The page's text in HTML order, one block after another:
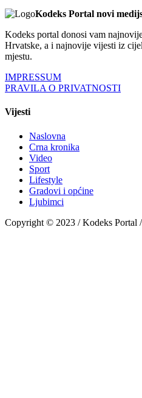
Kodeks Portal novi
Kodeks portal donosi vam
Hrvatske, a i najnovije vijesti iz
mjestu.
IMPRESSUM
PRAVILA O PRIVATNOSTI
Vijesti
Naslovna
Crna kronika
Video
Sport
Lifestyle
Gradovi i općine
Ljubimci
Copyright © 2023 / Kodeks Portal